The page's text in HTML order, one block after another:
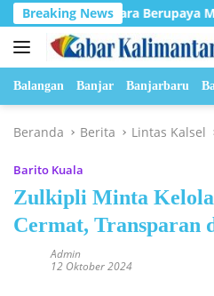
Langsung
ke
konten
Breaking News
Indobara Berupaya
Balangan Banjar Banjarbaru
Beranda Berita Lintas Kalsel
Barito Kuala
Zulkipli Minta Kelola
Cermat, Transparan
Admin
12 Oktober 2024